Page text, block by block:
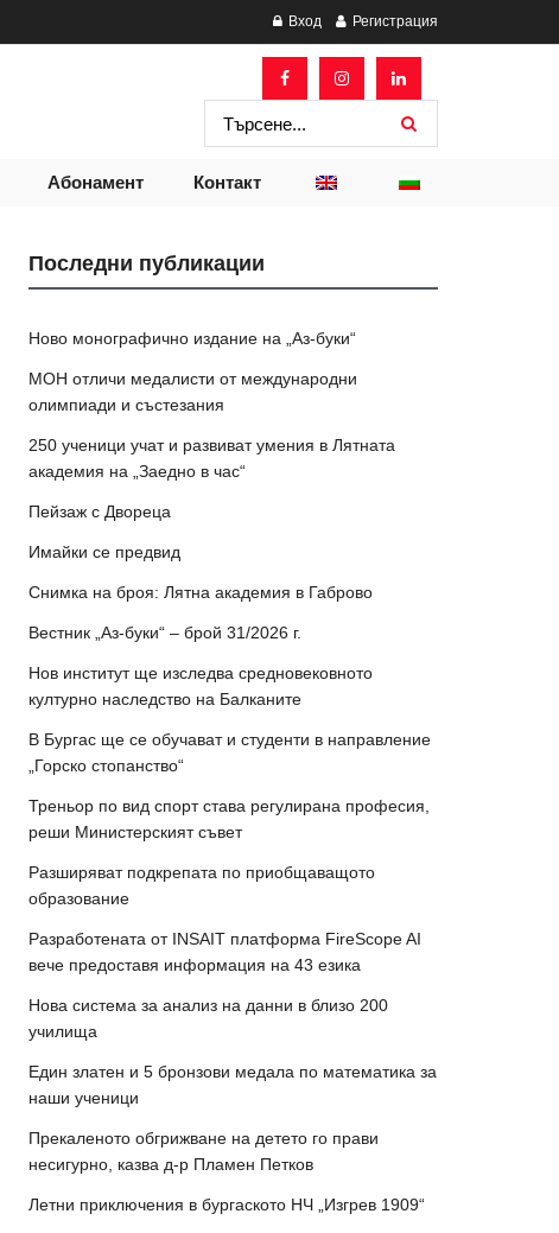
Вход Регистрация
Абонамент Контакт
Последни публикации
Ново монографично издание на „Аз-буки“
МОН отличи медалисти от международни
олимпиади и състезания
250 ученици учат и развиват умения в Лятната
академия на „Заедно в час“
Пейзаж с Двореца
Имайки се предвид
Снимка на броя: Лятна академия в Габрово
Вестник „Аз-буки“ – брой 31/2026 г.
Нов институт ще изследва средновековното
културно наследство на Балканите
В Бургас ще се обучават и студенти в направление
„Горско стопанство“
Треньор по вид спорт става регулирана професия,
реши Министерският съвет
Разширяват подкрепата по приобщаващото
образование
Разработената от INSAIT платформа FireScope AI
вече предоставя информация на 43 езика
Нова система за анализ на данни в близо 200
училища
Един златен и 5 бронзови медала по математика за
наши ученици
Прекаленото обгрижване на детето го прави
несигурно, казва д-р Пламен Петков
Летни приключения в бургаското НЧ „Изгрев 1909“